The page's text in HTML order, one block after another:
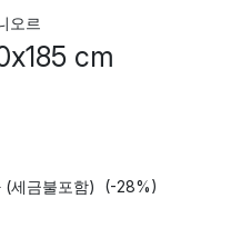
오르
cm
(세금불포함) (-28%)